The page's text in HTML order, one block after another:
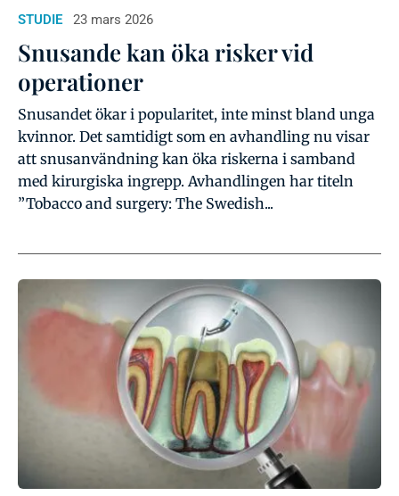
STUDIE 23 mars 2026
Snusande kan öka risker vid
operationer
Snusandet ökar i popularitet, inte minst bland unga
kvinnor. Det samtidigt som en avhandling nu visar
att snusanvändning kan öka riskerna i samband
med kirurgiska ingrepp. Avhandlingen har titeln
”Tobacco and surgery: The Swedish...